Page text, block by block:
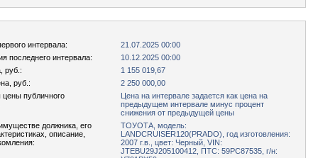
интервала:
21.07.2025 00:00
последнего интервала:
10.12.2025 00:00
руб.:
1 155 019,67
руб.:
2 250 000,00
публичного
Цена на интервале задается как цена на
предыдущем интервале минус процент
снижения от предыдущей цены
должника, его
описание,
ТОУОТА, модель:
LАNDСRUISЕR120(РRАDО), год изготовления:
2007 г.в., цвет: Черный, VIN:
JТЕВU29J205100412, ПТС: 59РС87535, г/н: